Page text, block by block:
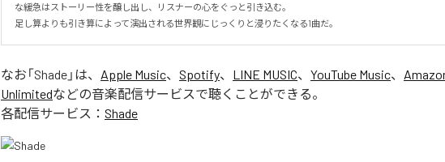
な緩急はストーリー性を醸し出し、リスナーの心をぐっと引き込む。
足し算よりも引き算によって演出される世界観にじっくりと浸りたくなる1曲だ。
なお「Shade 」は、 Apple Music、 Spotify、 LINE MUSIC、 YouTube Music、
Unlimitedなどの音楽配信サービスで聴くことができる。
各配信サービス： Shade